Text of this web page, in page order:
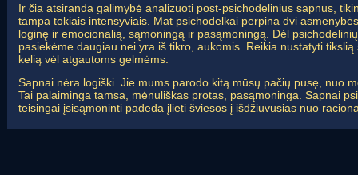
Ir čia atsiranda galimybė analizuoti post-psichodelinius sapnus,
tampa tokiais intensyviais. Mat psichodelkai perpina dvi
loginę ir emocionalią, sąmoningą ir pasąmoningą. Dėl
pasiekėme daugiau nei yra iš tikro, aukomis. Reikia nustatyti
kelią vėl atgautoms gelmėms.
Sapnai nėra logiški. Jie mums parodo kitą mūsų pačių pusę, nuo
Tai palaiminga tamsa, mėnuliškas protas, pasąmoninga. Sapnai
teisingai įsisąmoninti padeda įlieti šviesos į išdžiūvusias nuo